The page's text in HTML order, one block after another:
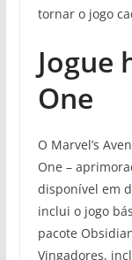
tornar o jogo
Jogue
One
O Marvel’s
One –
disponível em
inclui o jogo
pacote
Vingadores,